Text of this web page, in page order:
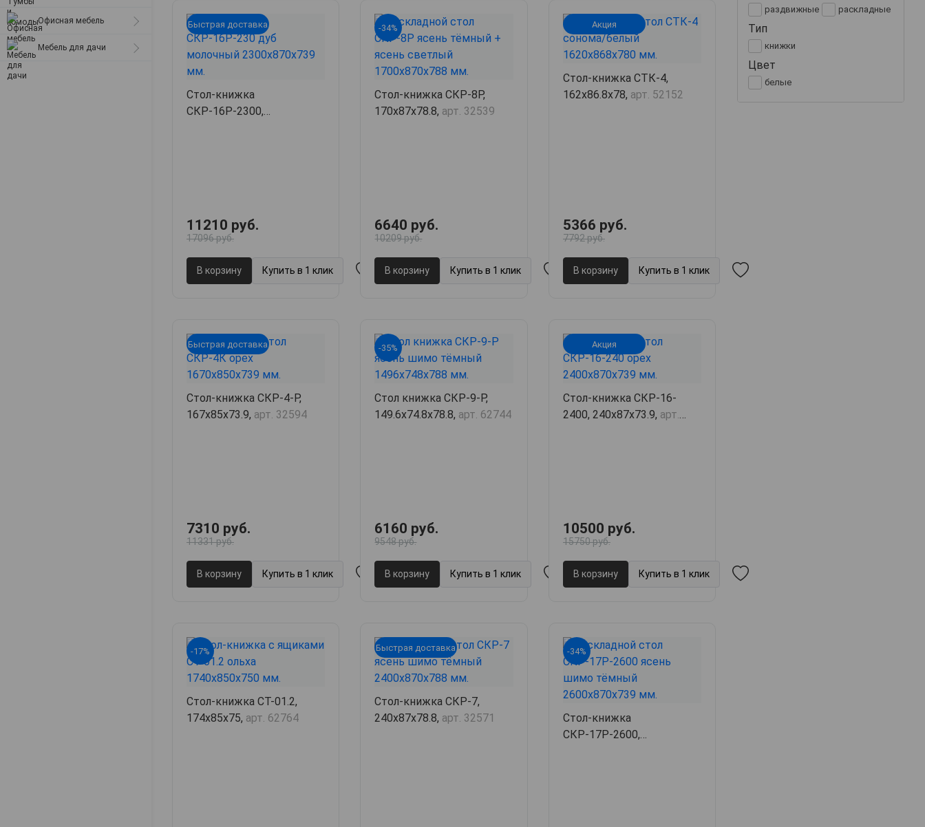
Стулья для дачи
Компьютерные кресла
Офисная мебель
Мебель для дачи
Быстрая доставка
Стол-книжка
СКР-16Р-2300,
11210 руб.
17096 руб.
В корзину Купить в 1 клик
-34%
Стол-книжка СКР-8Р,
170х87х78.8, арт. 32539
6640 руб.
10209 руб.
В корзину Купить в 1 клик
Акция
Стол-книжка СТК-4,
162х86.8х78, арт. 52152
5366 руб.
7792 руб.
В корзину Купить в 1 клик
Быстрая доставка
Стол-книжка СКР-4-Р,
167х85х73.9, арт. 32594
7310 руб.
11331 руб.
В корзину Купить в 1 клик
-35%
Стол книжка СКР-9-Р,
149.6х74.8х78.8, арт. 62744
6160 руб.
9548 руб.
В корзину Купить в 1 клик
Акция
Стол-книжка СКР-16-
2400, 240х87х73.9, арт.
10500 руб.
15750 руб.
В корзину Купить в 1 клик
-17%
Стол-книжка СТ-01.2,
174х85х75, арт. 62764
Быстрая доставка
Стол-книжка СКР-7,
240х87х78.8, арт. 32571
-34%
Стол-книжка
СКР-17Р-2600,
раздвижные раскладные
Тип
книжки
Цвет
белые